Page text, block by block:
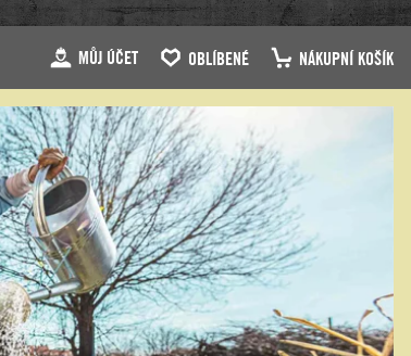
MŮJ ÚČET OBLÍBENÉ NÁKUPNÍ KOŠÍK